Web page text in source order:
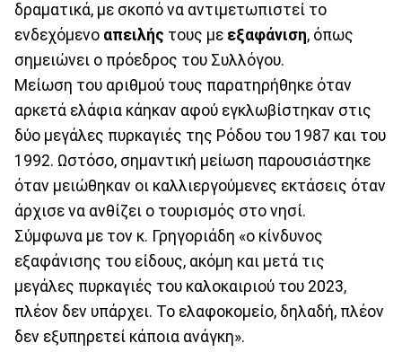
δραματικά, με σκοπό να αντιμετωπιστεί το
ενδεχόμενο απειλής τους με εξαφάνιση, όπως
σημειώνει ο πρόεδρος του Συλλόγου.
Μείωση του αριθμού τους παρατηρήθηκε όταν
αρκετά ελάφια κάηκαν αφού εγκλωβίστηκαν στις
δύο μεγάλες πυρκαγιές της Ρόδου του 1987 και του
1992. Ωστόσο, σημαντική μείωση παρουσιάστηκε
όταν μειώθηκαν οι καλλιεργούμενες εκτάσεις όταν
άρχισε να ανθίζει ο τουρισμός στο νησί.
Σύμφωνα με τον κ. Γρηγοριάδη «ο κίνδυνος
εξαφάνισης του είδους, ακόμη και μετά τις
μεγάλες πυρκαγιές του καλοκαιριού του 2023,
πλέον δεν υπάρχει. Το ελαφοκομείο, δηλαδή, πλέον
δεν εξυπηρετεί κάποια ανάγκη».